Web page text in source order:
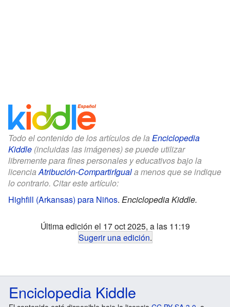
Todo el contenido de los artículos de la Enciclopedia
Kiddle (incluidas las imágenes) se puede utilizar
libremente para fines personales y educativos bajo la
licenciaAtribución-CompartirIguala menos que se indique
lo contrario. Citar este artículo:
Highfill (Arkansas) para Niños. Enciclopedia Kiddle.
Última edición el 17 oct 2025, a las 11:19
Sugerir una edición.
Enciclopedia Kiddle